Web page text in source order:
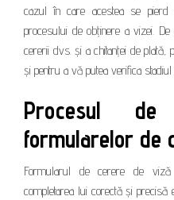
cazul în care acestea se
procesului de obținere a vizei.
cererii dvs. și a chitanței de plată,
și pentru a vă putea verifica
Procesul
formularelor de
Formularul de cerere de
completarea lui corectă și precisă